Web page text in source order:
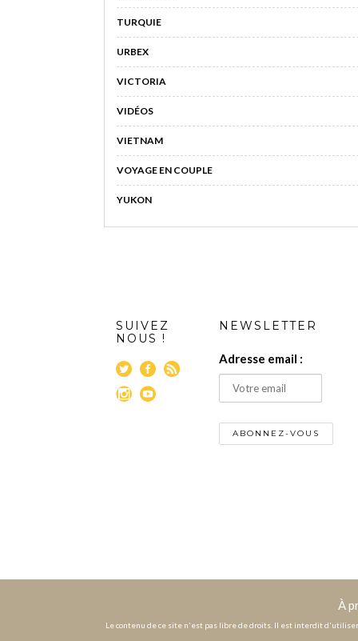
TURQUIE
URBEX
VICTORIA
VIDÉOS
VIETNAM
VOYAGE EN COUPLE
YUKON
SUIVEZ
NOUS !
NEWSLETTER
Adresse email :
À
Le contenu de ce site n'est pas libre de droits. Il est interdit